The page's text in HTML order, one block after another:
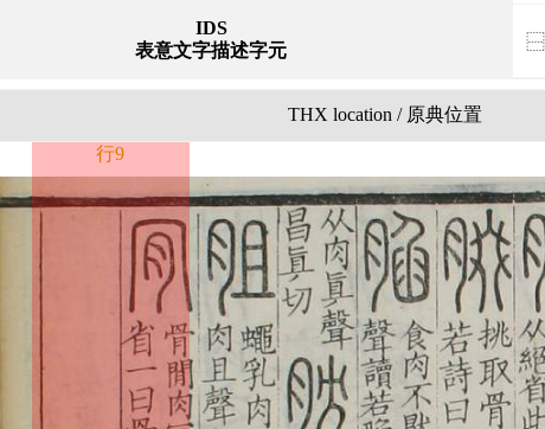
IDS
表意文字描述字元
THX location / 原典位置
行9